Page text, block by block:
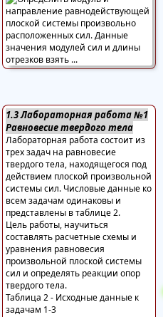
1.3 Лабораторная работа №1
Равновесие твердого тела
Лабораторная работа состоит из
трех задач на равновесие
твердого тела, находящегося под
действием плоской произвольной
системы сил. Числовые данные ко
всем задачам одинаковы и
представлены в таблице 2.
Цель работы, научиться
составлять расчетные схемы и
уравнения равновесия
произвольной плоской системы
сил и определять реакции опор
твердого тела.
Таблица 2 - Исходные данные к
задачам 1-3